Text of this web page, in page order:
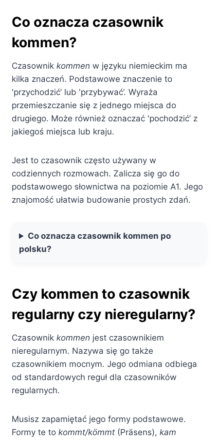
Co oznacza czasownik
kommen?
Czasownik kommen w języku niemieckim ma
kilka znaczeń. Podstawowe znaczenie to
'przychodzić’ lub 'przybywać’. Wyraża
przemieszczanie się z jednego miejsca do
drugiego. Może również oznaczać 'pochodzić’ z
jakiegoś miejsca lub kraju.
Jest to czasownik często używany w
codziennych rozmowach. Zalicza się go do
podstawowego słownictwa na poziomie A1. Jego
znajomość ułatwia budowanie prostych zdań.
Co oznacza czasownik kommen po
polsku?
Czy kommen to czasownik
regularny czy nieregularny?
Czasownik kommen jest czasownikiem
nieregularnym. Nazywa się go także
czasownikiem mocnym. Jego odmiana odbiega
od standardowych reguł dla czasowników
regularnych.
Musisz zapamiętać jego formy podstawowe.
Formy te to kommt/kömmt (Präsens), kam